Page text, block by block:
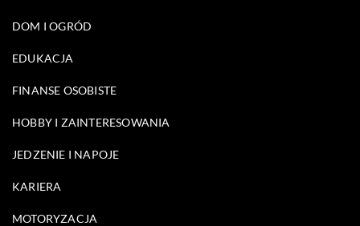
DOM I OGRÓD
EDUKACJA
FINANSE OSOBISTE
HOBBY I ZAINTERESOWANIA
JEDZENIE I NAPOJE
KARIERA
MOTORYZACJA